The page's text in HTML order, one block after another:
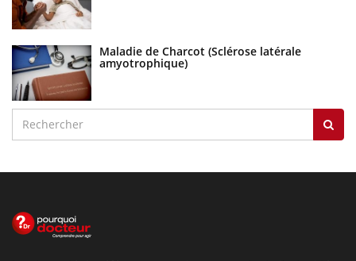
Maladie de Charcot (Sclérose latérale
amyotrophique)